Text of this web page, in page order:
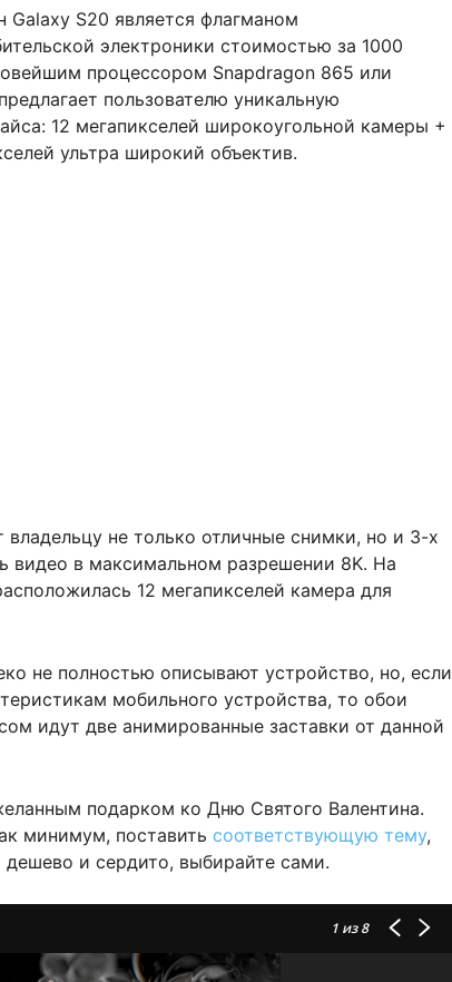
S20 является флагманом
электроники стоимостью за 1000
процессором Snapdragon 865 или
пользователю уникальную
12 мегапикселей широкоугольной камеры +
ультра широкий объектив.
не только отличные снимки, но и 3-х
видео в максимальном разрешении 8K. На
12 мегапикселей камера для
не полностью описывают устройство, но, если
мобильного устройства, то обои
идут две анимированные заставки от данной
подарком ко Дню Святого Валентина.
минимум, поставить соответствующую тему,
дешево и сердито, выбирайте сами.
1 из 8